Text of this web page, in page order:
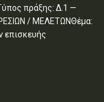
πράξης: Δ.1 —
/ ΜΕΛΕΤΩΝΘέμα:
επισκευής